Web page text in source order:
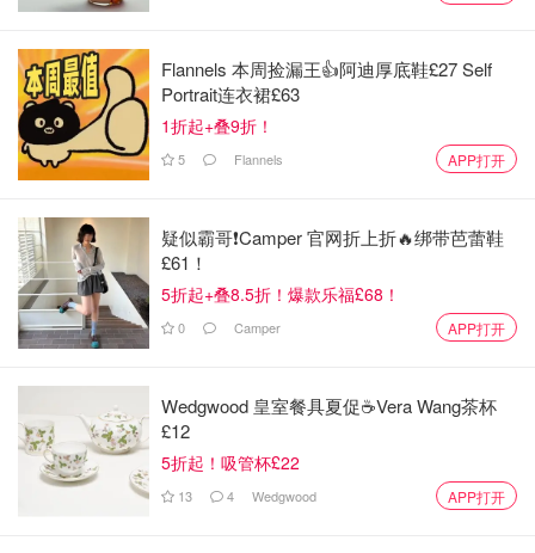
目前来看，气温可能接近或略高于正常水平。但别高兴太
早，如果晚上晴朗平静，霜冻和雾霾估计会悄悄“上线”。同
后期引发更冷的寒潮。反之，如果高压系统减弱或消散，潮
湿天气则可能卷土重来。所以说，12月下半月的天气，真是
充满了各种变数！
Flannels 本周捡漏王👍阿迪厚底鞋£27 Self
Portrait连衣裙£63
1折起+叠9折！
5 Flannels APP打开
疑似霸哥❗️Camper 官网折上折🔥绑带芭蕾鞋
£61！
5折起+叠8.5折！爆款乐福£68！
0 Camper APP打开
Wedgwood 皇室餐具夏促☕️Vera Wang茶杯
£12
5折起！吸管杯£22
13 4 Wedgwood APP打开